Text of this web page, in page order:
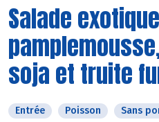
Salade
soja et truite
Entrée Poisson Sans